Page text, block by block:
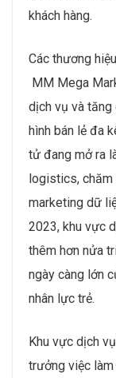
khách hàng.
Các thương
MM Mega
dịch vụ và
hình bán lẻ đa
tử đang mở ra
logistics, chăm
marketing dữ
2023, khu vực
thêm hơn nửa
ngày càng lớn
nhân lực trẻ.
Khu vực dịch
trưởng việc